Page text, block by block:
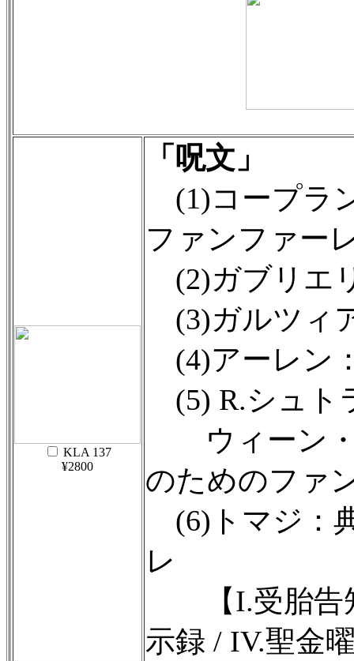
KLA 137
¥2800
「呪文」
(1)コープラ
ファンファー
(2)ガブリエ
(3)ガルツィ
(4)アーレン
(5) R.シュト
ウィーン・
のためのファ
(6)トマジ：
レ
【I.受胎告
示録 / IV.聖金